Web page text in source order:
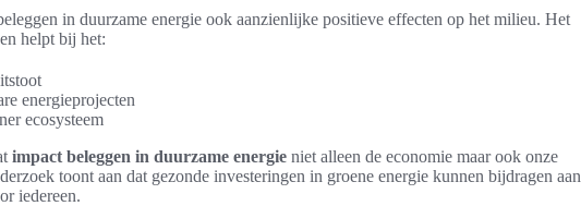
in duurzame energie ook aanzienlijke positieve effecten op het milieu. Het
helpt bij het:
energieprojecten
ecosysteem
impact beleggen in duurzame energie niet alleen de economie maar ook onze
toont aan dat gezonde investeringen in groene energie kunnen bijdragen aan
iedereen.